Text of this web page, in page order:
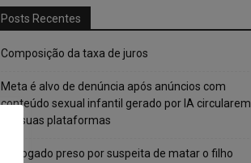
Posts Recentes
Composição da taxa de juros
Meta é alvo de denúncia após anúncios com
conteúdo sexual infantil gerado por IA circularem
em suas plataformas
Advogado preso por suspeita de matar o filho